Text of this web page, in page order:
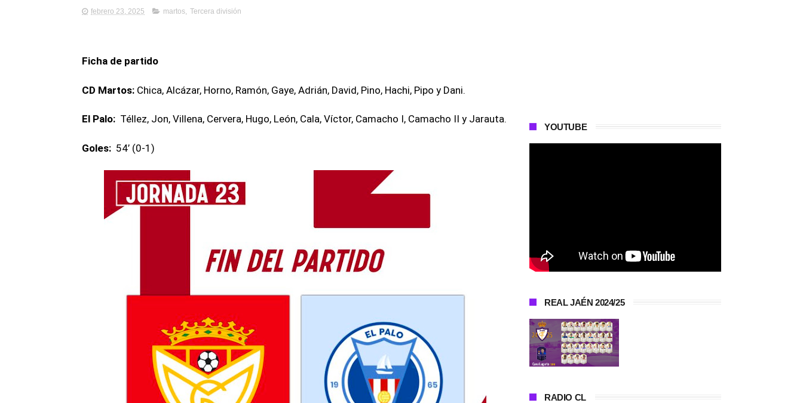
febrero 23, 2025 martos, Tercera división
Ficha de partido
CD Martos: Chica, Alcázar, Horno, Ramón, Gaye, Adrián, David, Pino, Hachi, Pipo y Dani.
El Palo: Téllez, Jon, Villena, Cervera, Hugo, León, Cala, Víctor, Camacho I, Camacho II y Jarauta.
Goles: 54’ (0-1)
YOUTUBE
REAL JAÉN 2024/25
RADIO CL